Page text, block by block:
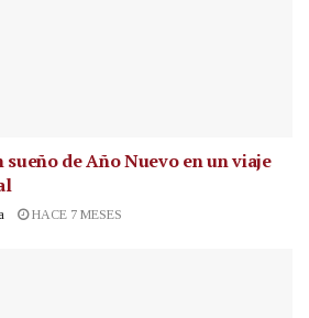
de Año Nuevo en un viaje
HACE 7 MESES